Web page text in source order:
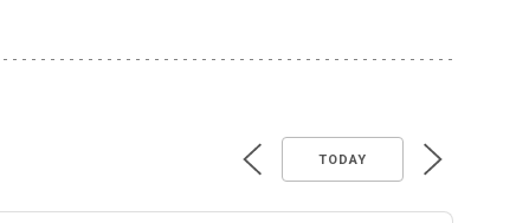
TODAY